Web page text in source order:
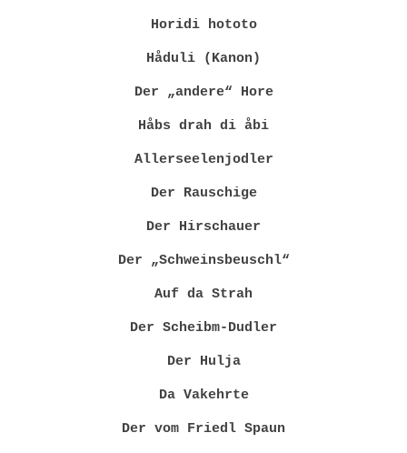
Horidi hototo
Håduli (Kanon)
Der „andere“ Hore
Håbs drah di åbi
Allerseelenjodler
Der Rauschige
Der Hirschauer
Der „Schweinsbeuschl“
Auf da Strah
Der Scheibm-Dudler
Der Hulja
Da Vakehrte
Der vom Friedl Spaun